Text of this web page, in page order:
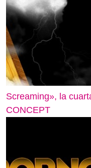
Screaming», la
CONCEPT